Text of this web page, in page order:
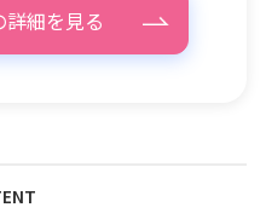
細を見る